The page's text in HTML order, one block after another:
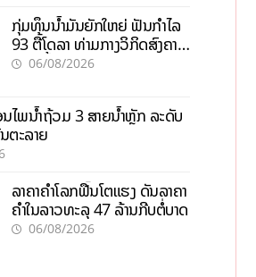
ກຸ່ມທຶນນ້ຳມັນຍັກໃຫຍ່ ຟັນກຳໄລ
93 ຕື້ໂດລາ ທ່າມກາງວິກິດສົງຄາມ
ລາຄານໍ້າມັນແພງ
06/08/2026
ໄພນໍ້າຖ້ວມ 3 ສາຍນໍ້າຫຼັກ ລະດັບ
ຕະລາຍ
ລາຄາຄຳໂລກຟື້ນໂຕແຮງ ດັນລາຄາ
ຄຳໃນລາວທະລຸ 47 ລ້ານກີບຕໍ່ບາດ
06/08/2026